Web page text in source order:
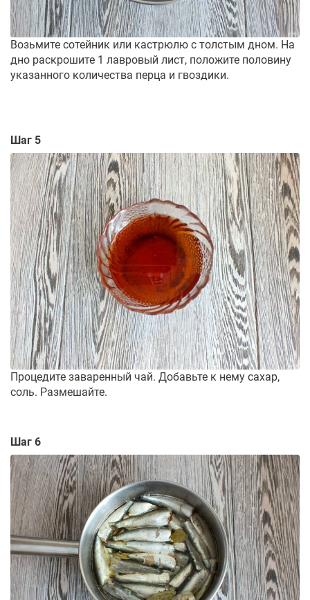
Возьмите сотейник или кастрюлю с толстым дном. На
дно раскрошите 1 лавровый лист, положите половину
указанного количества перца и гвоздики.
Шаг 5
Процедите заваренный чай. Добавьте к нему сахар,
соль. Размешайте.
Шаг 6